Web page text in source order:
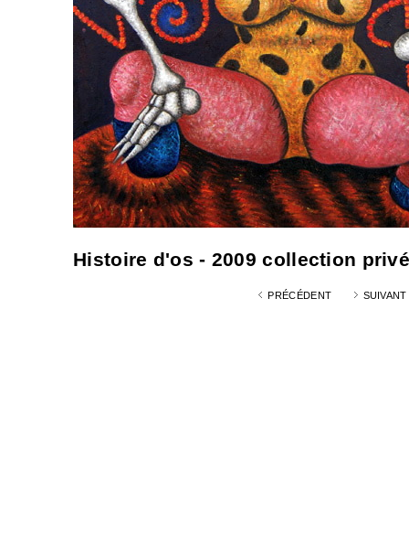
Histoire d'os - 2009 collection
PRÉCÉDENT SUIVANT